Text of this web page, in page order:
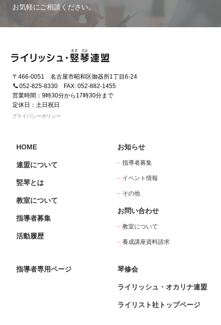
お気軽にご相談ください。
〒466-0051 名古屋市昭和区御器所1丁目6-24
052-825-8330 FAX: 052-882-1455
営業時間：9時30分から17時30分まで
定休日：土日祝日
プライバシーポリシー
HOME
連盟について
竪琴とは
教室について
指導者募集
活動履歴
お知らせ
指導者募集
イベント情報
その他
お問い合わせ
教室について
養成講座資料請求
指導者専用ページ 琴修会
ライリッシュ・オカリナ連盟
ライリスト社トップページ